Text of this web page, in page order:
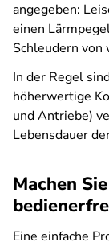
angegeben:
einen
Schleudern von
In der Regel
höherwertige
und Antriebe)
Lebensdauer
Machen
Eine einfache